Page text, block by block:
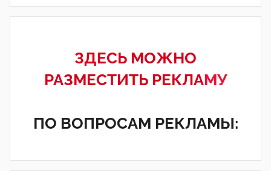
ЗДЕСЬ МОЖНО
РАЗМЕСТИТЬ РЕКЛАМУ
ПО ВОПРОСАМ РЕКЛАМЫ: